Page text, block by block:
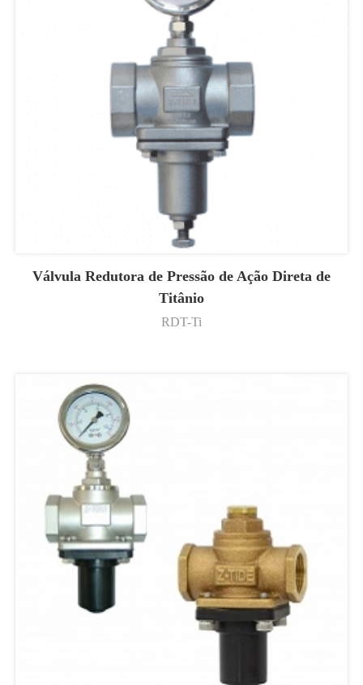
Válvula Redutora de Pressão de Ação Direta de
Titânio
RDT-Ti